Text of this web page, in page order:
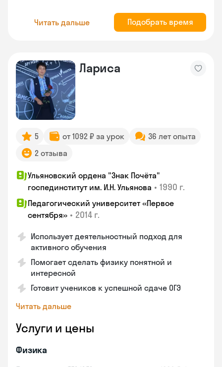
Читать дальше Подобрать время
Лариса
5 от 1092 ₽ за урок
36 лет опыта
2 отзыва
Ульяновский ордена "Знак Почёта"
госпединститут им. И.Н. Ульянова • 1990 г.
Педагогический университет «Первое
сентября» • 2014 г.
Использует деятельностный подход для
активного обучения
Помогает сделать физику понятной и
интересной
Готовит учеников к успешной сдаче ОГЭ
Читать дальше
Услуги и цены
Физика